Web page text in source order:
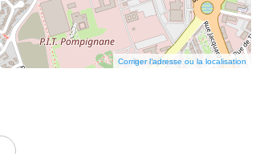
Corriger l’adresse ou la localisation